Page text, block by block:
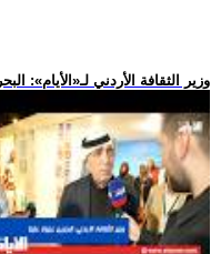
.. وزير الثقافة الأردني لـ«الأيام»: